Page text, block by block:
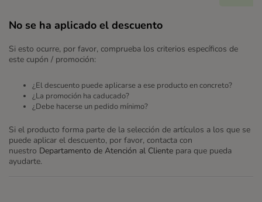
No se ha aplicado el descuento
Si esto ocurre, por favor, comprueba los criterios específicos de
este cupón / promoción:
¿El descuento puede aplicarse a ese producto en concreto?
¿La promoción ha caducado?
¿Debe hacerse un pedido mínimo?
Si el producto forma parte de la selección de artículos a los que se
puede aplicar el descuento, por favor, contacta con
nuestro Departamento de Atención al Cliente para que pueda
ayudarte.